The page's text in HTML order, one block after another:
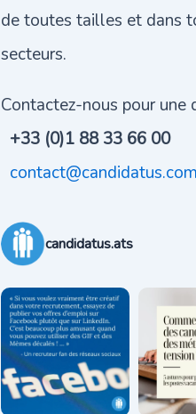
de toutes tailles et dans
secteurs.
Contactez-nous pour une
+33 (0)1 88 33 66 00
contact@candidatus.com
candidatus.ats